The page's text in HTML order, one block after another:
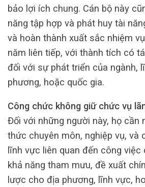
bảo lợi ích chung. Cán bộ này
năng tập hợp và phát huy tài
và hoàn thành xuất sắc nhiệm
năm liên tiếp, với thành tích có
đối với sự phát triển của ngành,
phương, hoặc quốc gia.
Công chức không giữ chức vụ
Đối với những người này, họ cần
thức chuyên môn, nghiệp vụ, và
lĩnh vực liên quan đến công việc
khả năng tham mưu, đề xuất
lược cho địa phương, lĩnh vực,